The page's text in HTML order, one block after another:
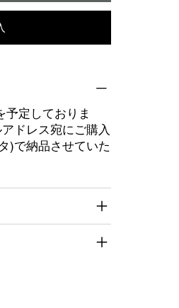
予定しておりま
ドレス宛にご購入
)で納品させていた